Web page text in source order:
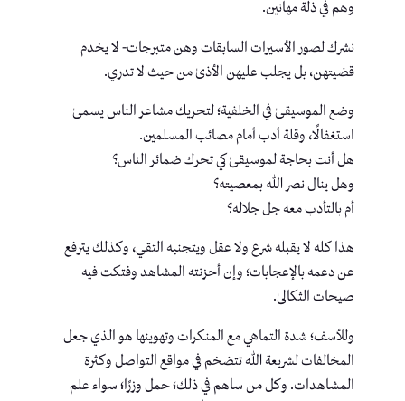
وهم في ذلة مهانين.
نشرك لصور الأسيرات السابقات وهن متبرجات- لا يخدم
قضيتهن، بل يجلب عليهن الأذىٰ من حيث لا تدري.
وضع الموسيقىٰ في الخلفية؛ لتحريك مشاعر الناس يسمىٰ
استغفالًا، وقلة أدب أمام مصائب المسلمين.
هل أنت بحاجة لموسيقىٰ كي تحرك ضمائر الناس؟
وهل ينال نصر الله بمعصيته؟
أم بالتأدب معه جل جلاله؟
هذا كله لا يقبله شرع ولا عقل ويتجنبه التقي، وكذلك يترفع
عن دعمه بالإعجابات؛ وإن أحزنته المشاهد وفتكت فيه
صيحات الثكالىٰ.
وللأسف؛ شدة التماهي مع المنكرات وتهوينها هو الذي جعل
المخالفات لشريعة الله تتضخم في مواقع التواصل وكثرة
المشاهدات. وكل من ساهم في ذلك؛ حمل وزرًا؛ سواء علم